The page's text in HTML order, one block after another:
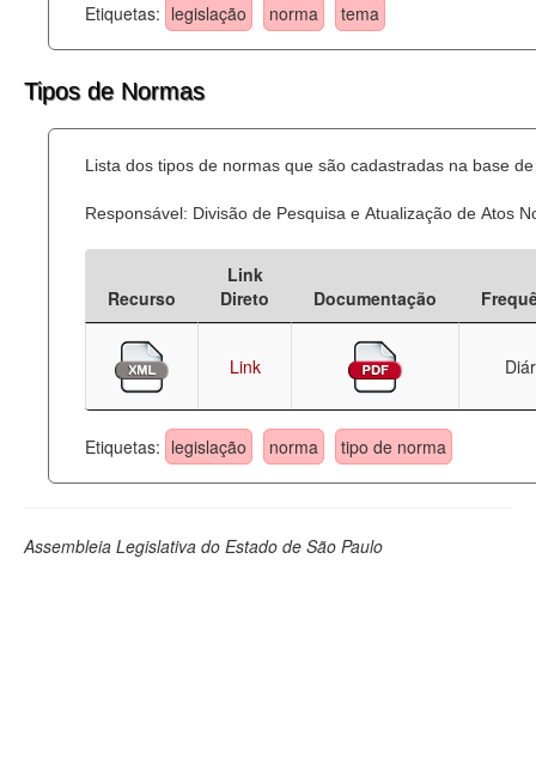
Etiquetas: legislação norma tema
Tipos de Normas
Lista dos tipos de normas que são cadastradas na base
Responsável: Divisão de Pesquisa e Atualização de Atos
Recurso
Link
Direto
Documentação
Link
Etiquetas: legislação norma tipo de norma
Assembleia Legislativa do Estado de São Paulo